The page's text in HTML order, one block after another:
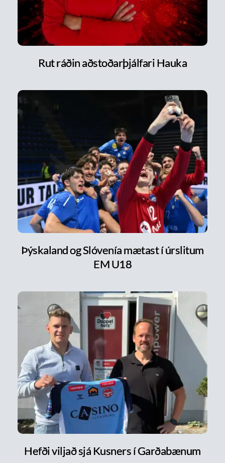
Rut ráðin aðstoðarþjálfari Hauka
Þýskaland og Slóvenía mætast í úrslitum
EM U18
Hefði viljað sjá Kusners í Garðabænum